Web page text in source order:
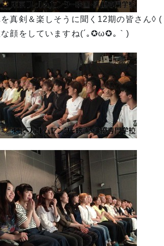
真剣＆楽しそうに聞く12期の皆さん◊
な顔をしていますね(´｡✪ω✪｡｀)